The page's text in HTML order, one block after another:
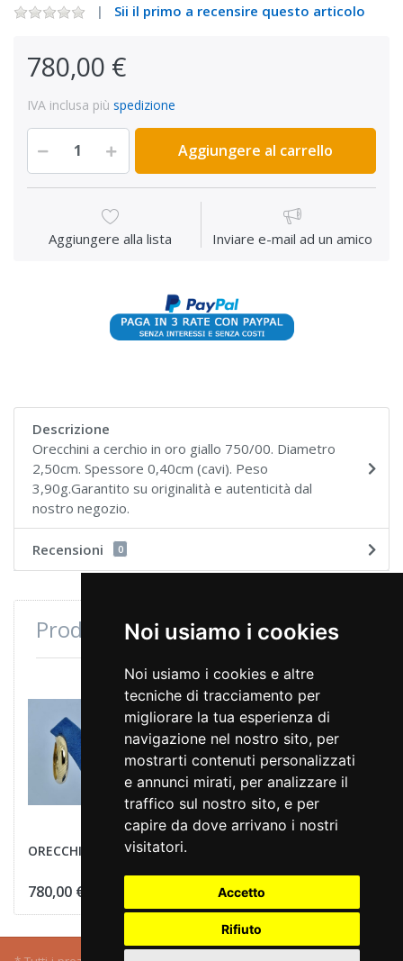
Noi usiamo i cookies
Noi usiamo i cookies e altre
tecniche di tracciamento per
migliorare la tua esperienza di
navigazione nel nostro sito, per
mostrarti contenuti personalizzati
e annunci mirati, per analizzare il
traffico sul nostro sito, e per
capire da dove arrivano i nostri
visitatori.
Accetto
Rifiuto
Sii il primo a recensire questo articolo
780,00 €
IVA inclusa più spedizione
Aggiungere al carrello
Aggiungere alla lista Inviare e-mail ad un amico
Descrizione
Orecchini a cerchio in oro giallo 750/00. Diametro
2,50cm. Spessore 0,40cm (cavi). Peso
3,90g.Garantito su originalità e autenticità dal
nostro negozio.
Recensioni 0
Prodotti consultati di recente
ORECCHINI CERCHIO
780,00 €